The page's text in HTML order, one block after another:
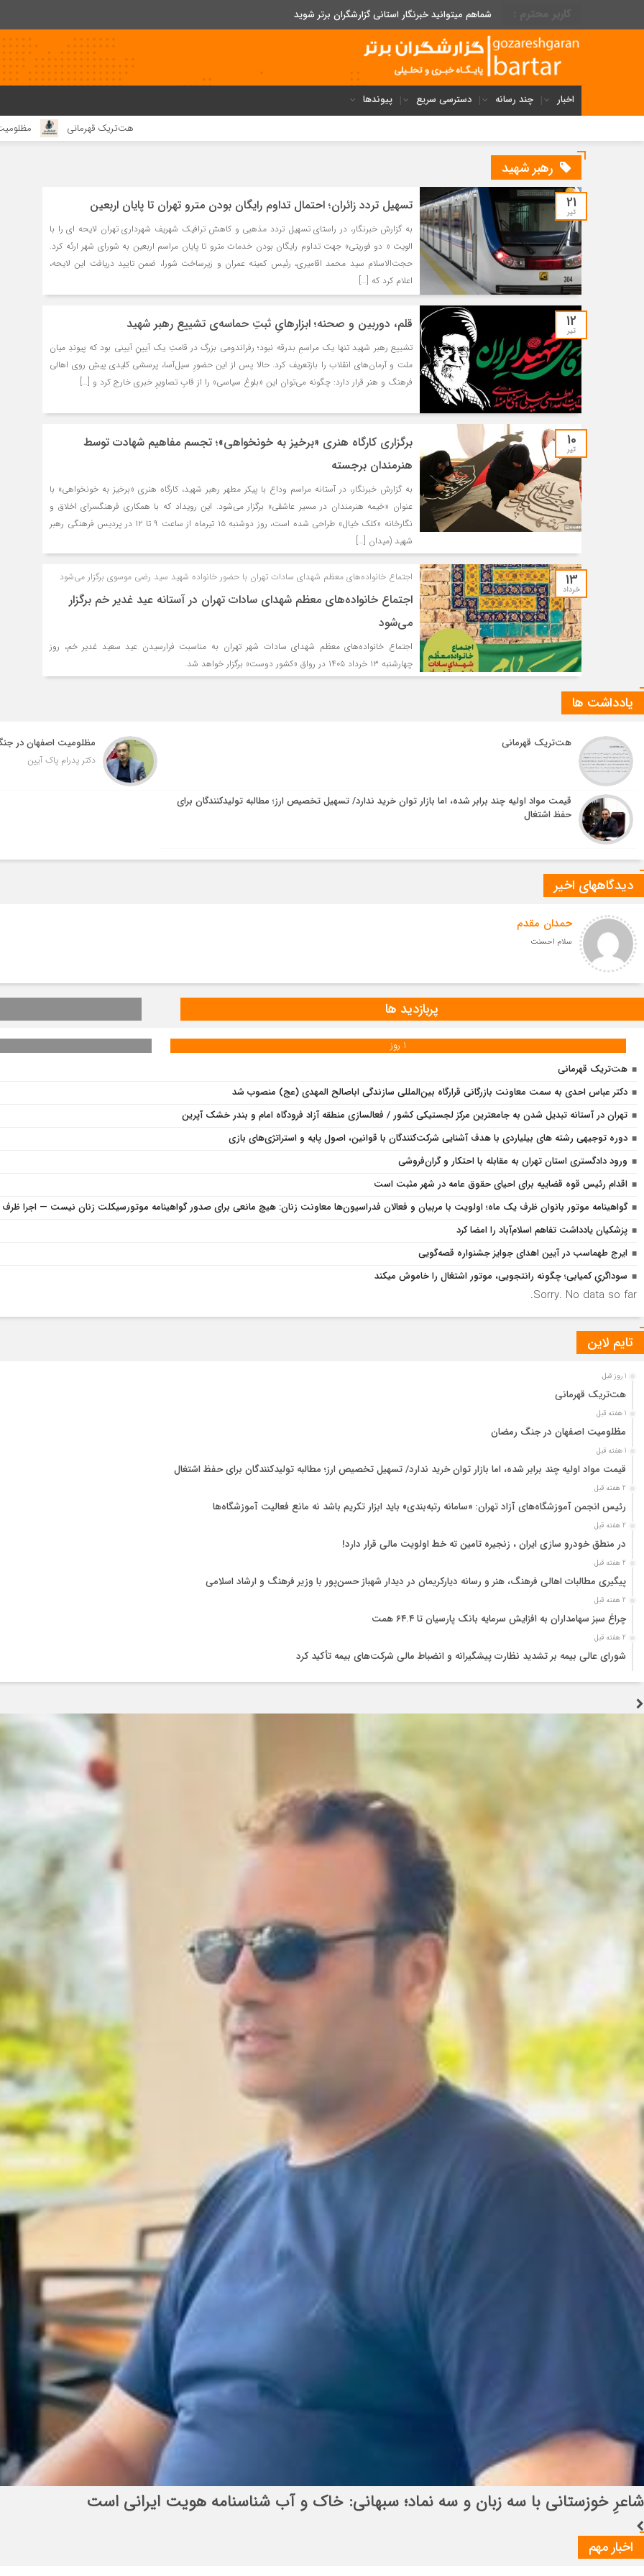
شماهم میتوانید خبرنگار استانی گزارشگران برتر شوید
اخبار چند رسانه دسترسی سریع پیوندها
مظلومیت اصفهان در جنگ رمضان
رهبر شهید
21
تیر تسهیل تردد زائران؛ احتمال تداوم رایگان بودن مترو تهران تا پایان اربعین
به گزارش خبرنگار، در راستای تسهیل تردد مذهبی و کاهش ترافیک شهریف شهرداری تهران لایحه ای را با
الویت « دو فوریتی» جهت تداوم رایگان بودن خدمات مترو تا پایان مراسم اربعین به شورای شهر ارئه کرد.
حجت‌الاسلام سید محمد اقامیری، رئیس کمیته عمران و زیرساخت شورا، ضمن تایید دریافت این لایحه،
اعلام کرد که […]
12
تیر قلم، دوربین و صحنه؛ ابزارهایِ ثبتِ حماسه‌ی تشییع رهبر شهید
تشییع رهبر شهید تنها یک مراسمِ بدرقه نبود؛ رفراندومی بزرگ در قامتِ یک آیینِ آیینی بود که پیوندِ میان
ملت و آرمان‌های انقلاب را بازتعریف کرد. حالا پس از این حضورِ سیل‌آسا، پرسشی کلیدی پیشِ روی اهالی
فرهنگ و هنر قرار دارد: چگونه می‌توان این «بلوغ سیاسی» را از قابِ تصاویرِ خبری خارج کرد و […]
10
تیر
برگزاری کارگاه هنری «برخیز به خونخواهی»؛ تجسم مفاهیم شهادت توسط
هنرمندان برجسته
به گزارش خبرنگار، در آستانه مراسم وداع با پیکر مطهر رهبر شهید، کارگاه هنری «برخیز به خونخواهی» با
عنوان «خیمه هنرمندان در مسیر عاشقی» برگزار می‌شود. این رویداد که با همکاری فرهنگسرای اخلاق و
نگارخانه «کلک خیال» طراحی شده است، روز دوشنبه ۱۵ تیرماه از ساعت ۹ تا ۱۲ در پردیس فرهنگی رهبر
شهید (میدان […]
13
خرداد
اجتماع خانواده‌های معظم شهدای سادات تهران با حضور خانواده شهید سید رضی موسوی برگزار می‌شود
اجتماع خانواده‌های معظم شهدای سادات تهران در آستانه عید غدیر خم برگزار
می‌شود
اجتماع خانواده‌های معظم شهدای سادات شهر تهران به مناسبت فرارسیدن عید سعید غدیر خم، روز
چهارشنبه ۱۳ خرداد ۱۴۰۵ در رواق «کشور دوست» برگزار خواهد شد.
یادداشت ها
هت‌تریک قهرمانی مظلومیت اصفهان در
دکتر پدرام پاک آیین
قیمت مواد اولیه چند برابر شده، اما بازار توان خرید ندارد/ تسهیل تخصیص ارز؛ مطالبه تولیدکنندگان برای
حفظ اشتغال
دیدگاههای اخیر
حمدان مقدم
سلام احسنت
پربازدید ها
1 روز
هت‌تریک قهرمانی
دکتر عباس احدی به سمت معاونت بازرگانی قرارگاه بین‌المللی سازندگی اباصالح المهدی (عج) منصوب شد
تهران در آستانه تبدیل شدن به جامعترین مرکز لجستیکی کشور / فعالسازی منطقه آزاد فرودگاه امام و بندر خشک آپرین
دوره توجیهی رشته های بیلیاردی با هدف آشنایی شرکت‌کنندگان با قوانین، اصول پایه و استراتژی‌های بازی
ورود دادگستری استان تهران به مقابله با احتکار و گران‌فروشی
اقدام رئیس قوه قضاییه برای احیای حقوق عامه در شهر مثبت است
گواهینامه موتور بانوان ظرف یک ماه؛ اولویت با مربیان و فعالان فدراسیون‌ها معاونت زنان: هیچ مانعی برای صدور گواهینامه موتورسیکلت زنان نیست — اجرا ظرف
پزشکیان یادداشت تفاهم اسلام‌آباد را امضا کرد
ایرج طهماسب در آیین اهدای جوایز جشنواره قصه‌گویی
سوداگریِ کمیابی؛ چگونه رانتجویی، موتور اشتغال را خاموش میکند
Sorry. No data so far.
تایم لاین
1 روز قبل
هت‌تریک قهرمانی
1 هفته قبل
مظلومیت اصفهان در جنگ رمضان
1 هفته قبل
قیمت مواد اولیه چند برابر شده، اما بازار توان خرید ندارد/ تسهیل تخصیص ارز؛ مطالبه تولیدکنندگان برای حفظ اشتغال
2 هفته قبل
رئیس انجمن آموزشگاه‌های آزاد تهران: «سامانه رتبه‌بندی» باید ابزار تکریم باشد نه مانع فعالیت آموزشگاه‌ها
2 هفته قبل
در منطق خودرو سازی ایران ، زنجیره تامین ته خط اولویت مالی قرار دارد!
2 هفته قبل
پیگیری مطالبات اهالی فرهنگ، هنر و رسانه دیارکریمان در دیدار شهباز حسن‌پور با وزیر فرهنگ و ارشاد اسلامی
2 هفته قبل
چراغ سبز سهامداران به افزایش سرمایه بانک پارسیان تا ۶۴.۴ همت
2 هفته قبل
شورای عالی بیمه بر تشدید نظارت پیشگیرانه و انضباط مالی شرکت‌های بیمه تأکید کرد
2 هفته قبل
جنگ زیرساختی؛ آزمونی که اراده ملت ایران را نمی‌شکند
اربعین؛ احیای عدالت و پاکی در برابر فساد اقتصادی
سوداگریِ کمیابی؛ چگونه رانتجویی، موتور اشتغال را خاموش میکند
3 هفته قبل
سرمایه‌گذاری، نقدینگی، فناوری و نیروی انسانی؛ چهار بحران همزمان صنعت خودرو
تسهیل تردد زائران؛ احتمال تداوم رایگان بودن مترو تهران تا پایان اربعین
انتصاب راهبردی در قرارگاه بین‌المللی سازندگی اباصالح المهدی (عج)
اخبار مهم